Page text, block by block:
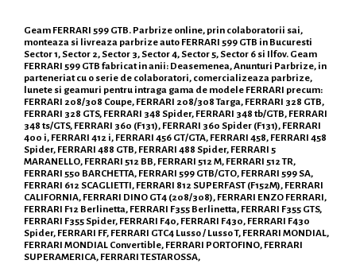
Geam FERRARI 599 GTB. Parbrize online, prin colaboratorii sai,
monteaza si livreaza parbrize auto FERRARI 599 GTB in Bucuresti
Sector 1, Sector 2, Sector 3, Sector 4, Sector 5, Sector 6 si Ilfov. Geam
FERRARI 599 GTB fabricat in anii: Deasemenea, Anunturi Parbrize, in
parteneriat cu o serie de colaboratori, comercializeaza parbrize,
lunete si geamuri pentru intraga gama de modele FERRARI precum:
FERRARI 208/308 Coupe, FERRARI 208/308 Targa, FERRARI 328 GTB,
FERRARI 328 GTS, FERRARI 348 Spider, FERRARI 348 tb/GTB, FERRARI
348 ts/GTS, FERRARI 360 (F131), FERRARI 360 Spider (F131), FERRARI
400 i, FERRARI 412 i, FERRARI 456 GT/GTA, FERRARI 458, FERRARI 458
Spider, FERRARI 488 GTB, FERRARI 488 Spider, FERRARI 5
MARANELLO, FERRARI 512 BB, FERRARI 512 M, FERRARI 512 TR,
FERRARI 550 BARCHETTA, FERRARI 599 GTB/GTO, FERRARI 599 SA,
FERRARI 612 SCAGLIETTI, FERRARI 812 SUPERFAST (F152M), FERRARI
CALIFORNIA, FERRARI DINO GT4 (208/308), FERRARI ENZO FERRARI,
FERRARI F12 Berlinetta, FERRARI F355 Berlinetta, FERRARI F355 GTS,
FERRARI F355 Spider, FERRARI F40, FERRARI F430, FERRARI F430
Spider, FERRARI FF, FERRARI GTC4 Lusso / Lusso T, FERRARI MONDIAL,
FERRARI MONDIAL Convertible, FERRARI PORTOFINO, FERRARI
SUPERAMERICA, FERRARI TESTAROSSA,